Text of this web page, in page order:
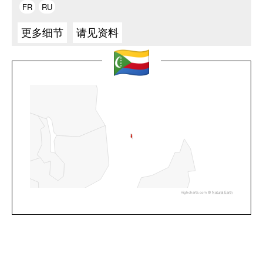
FR
RU
更多细节 请见资料
Highcharts.com © Natural Earth